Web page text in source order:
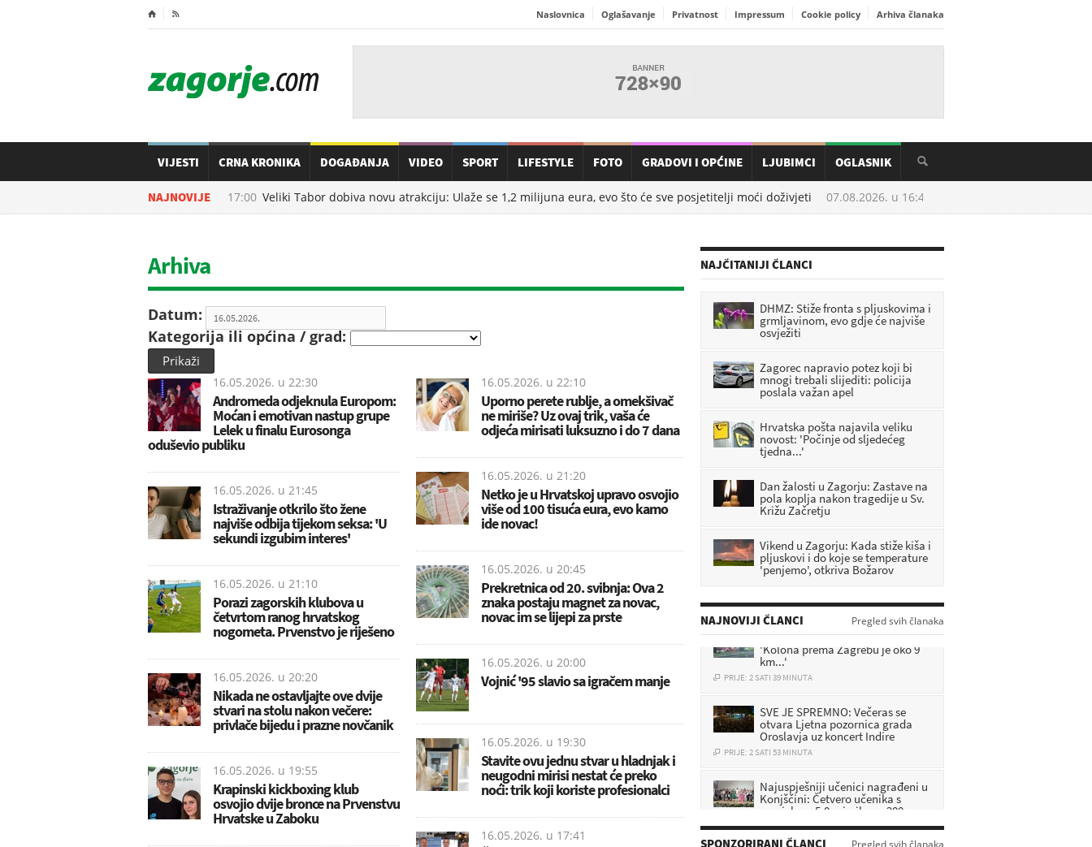
⌂  Naslovnica Oglašavanje Privatnost Impressum Cookie policy Arhiva članaka
VIJESTI CRNA KRONIKA DOGAĐANJA VIDEO SPORT LIFESTYLE FOTO GRADOVI I OPĆINE LJUBIMCI OGLASNIK
NAJNOVIJE
07.08.2026. u 17:00 Veliki Tabor dobiva novu atrakciju: Ulaže se 1,2 milijuna eura, evo što će sve posjetitelji moći doživjeti 07.08.2026. u 16:41
Arhiva
Datum:
Kategorija ili općina / grad:
Prikaži
16.05.2026. u 22:30
Andromeda odjeknula Europom:
Moćan i emotivan nastup grupe
Lelek u finalu Eurosonga
oduševio publiku
16.05.2026. u 21:45
Istraživanje otkrilo što žene
najviše odbija tijekom seksa: 'U
sekundi izgubim interes'
16.05.2026. u 21:10
Porazi zagorskih klubova u
četvrtom ranog hrvatskog
nogometa. Prvenstvo je riješeno
16.05.2026. u 20:20
Nikada ne ostavljajte ove dvije
stvari na stolu nakon večere:
privlače bijedu i prazne novčanik
16.05.2026. u 19:55
Krapinski kickboxing klub
osvojio dvije bronce na Prvenstvu
Hrvatske u Zaboku
16.05.2026. u 22:10
Uporno perete rublje, a omekšivač
ne miriše? Uz ovaj trik, vaša će
odjeća mirisati luksuzno i do 7 dana
16.05.2026. u 21:20
Netko je u Hrvatskoj upravo osvojio
više od 100 tisuća eura, evo kamo
ide novac!
16.05.2026. u 20:45
Prekretnica od 20. svibnja: Ova 2
znaka postaju magnet za novac,
novac im se lijepi za prste
16.05.2026. u 20:00
Vojnić '95 slavio sa igračem manje
16.05.2026. u 19:30
Stavite ovu jednu stvar u hladnjak i
neugodni mirisi nestat će preko
noći: trik koji koriste profesionalci
16.05.2026. u 17:41
NAJČITANIJI ČLANCI
DHMZ: Stiže fronta s pljuskovima i
grmljavinom, evo gdje će najviše
osvježiti
Zagorec napravio potez koji bi
mnogi trebali slijediti: policija
poslala važan apel
Hrvatska pošta najavila veliku
novost: 'Počinje od sljedećeg
tjedna...'
Dan žalosti u Zagorju: Zastave na
pola koplja nakon tragedije u Sv.
Križu Začretju
Vikend u Zagorju: Kada stiže kiša i
pljuskovi i do koje se temperature
'penjemo', otkriva Božarov
NAJNOVIJI ČLANCI Pregled svih članaka
Zbog nesreće zatvorili autocestu:
'Kolona prema Zagrebu je oko 9
km...'
PRIJE: 2 SATI 39 MINUTA
otvara Ljetna pozornica grada
Oroslavja uz koncert Indire
PRIJE: 2 SATI 53 MINUTA
Konjščini: Četvero učenika s
prosjekom 5,0 primilo po 200 eura
SPONZORIRANI ČLANCI Pregled svih članaka